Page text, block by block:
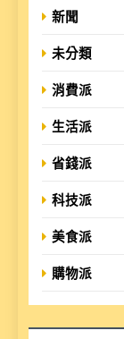
新聞
未分類
消費派
生活派
省錢派
科技派
美食派
購物派